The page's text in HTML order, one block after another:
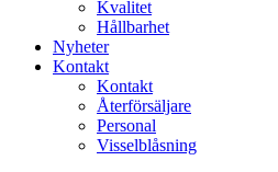
Kvalitet
Hållbarhet
Nyheter
Kontakt
Kontakt
Återförsäljare
Personal
Visselblåsning